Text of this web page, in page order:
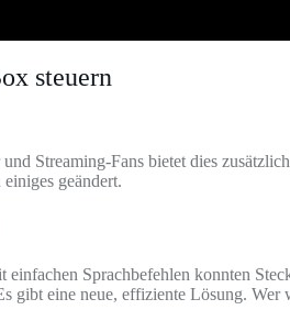
steuern
Streaming-Fans bietet dies
geändert.
Sprachbefehlen konnten
eine neue, effiziente Lösung. Wer